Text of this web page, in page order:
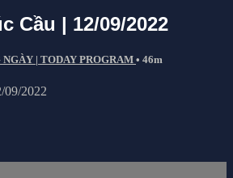
Cầu | 12/09/2022
| TODAY PROGRAM • 46m
09/2022